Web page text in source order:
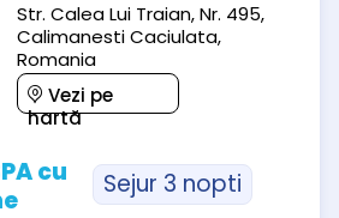
Str. Calea Lui Traian, Nr. 495,
Calimanesti Caciulata,
Romania
Vezi pe
hartă
cu
Sejur 3 nopti